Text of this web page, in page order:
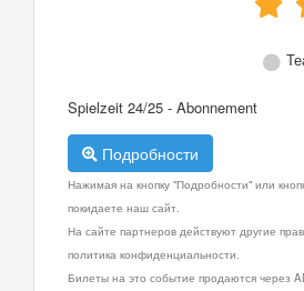
Spielzeit 24/25 - Abonnement
Подробности
Нажимая на кнопку "Подробности" или
покидаете наш сайт.
На сайте партнеров действуют другие
политика конфиденциальности.
Билеты на это событие продаются через